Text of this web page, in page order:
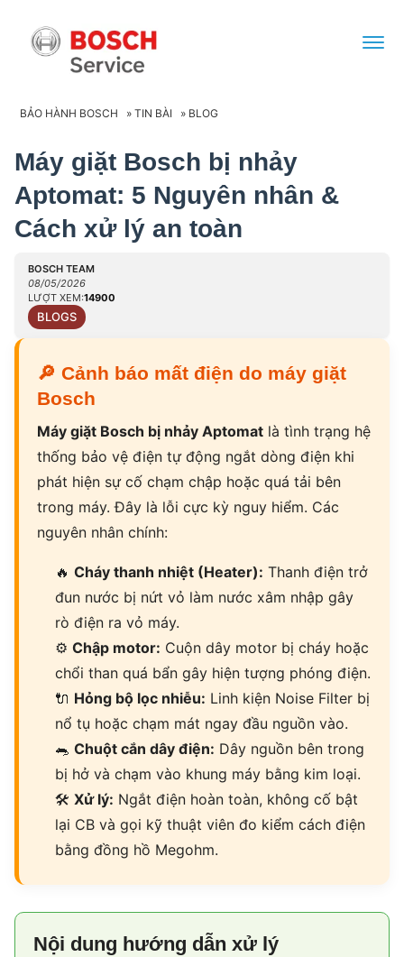
BẢO HÀNH BOSCH » TIN BÀI » BLOG
Máy giặt Bosch bị nhảy
Aptomat: 5 Nguyên nhân &
Cách xử lý an toàn
BOSCH TEAM
08/05/2026
LƯỢT XEM:14900
BLOGS
🔎 Cảnh báo mất điện do máy giặt
Bosch
Máy giặt Bosch bị nhảy Aptomat là tình trạng hệ
thống bảo vệ điện tự động ngắt dòng điện khi
phát hiện sự cố chạm chập hoặc quá tải bên
trong máy. Đây là lỗi cực kỳ nguy hiểm. Các
nguyên nhân chính:
🔥 Cháy thanh nhiệt (Heater): Thanh điện trở
đun nước bị nứt vỏ làm nước xâm nhập gây
rò điện ra vỏ máy.
⚙ Chập motor: Cuộn dây motor bị cháy hoặc
chổi than quá bẩn gây hiện tượng phóng điện.
🔌 Hỏng bộ lọc nhiễu: Linh kiện Noise Filter bị
nổ tụ hoặc chạm mát ngay đầu nguồn vào.
🐀 Chuột cắn dây điện: Dây nguồn bên trong
bị hở và chạm vào khung máy bằng kim loại.
🛠 Xử lý: Ngắt điện hoàn toàn, không cố bật
lại CB và gọi kỹ thuật viên đo kiểm cách điện
bằng đồng hồ Megohm.
Nội dung hướng dẫn xử lý